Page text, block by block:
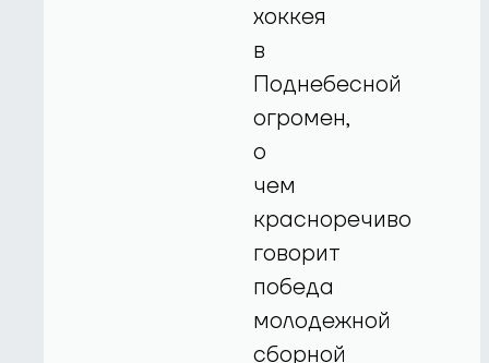
хоккея
в
Поднебесной
огромен,
о
чем
красноречиво
говорит
победа
молодежной
сборной